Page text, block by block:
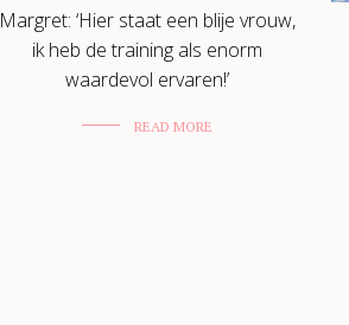
Margret: ‘Hier staat een blije vrouw,
ik heb de training als enorm
waardevol ervaren!’
READ MORE